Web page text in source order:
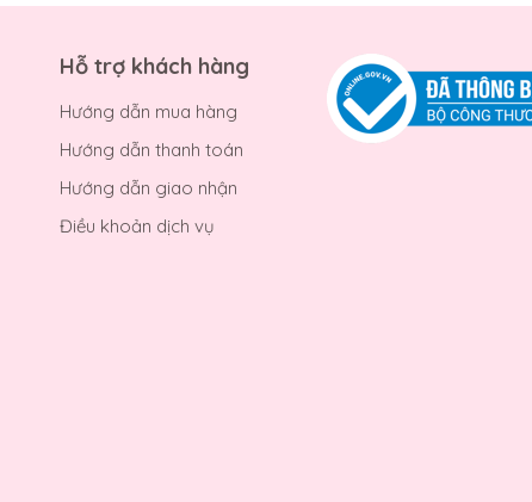
Hỗ trợ khách hàng
Hướng dẫn mua hàng
Hướng dẫn thanh toán
Hướng dẫn giao nhận
Điều khoản dịch vụ